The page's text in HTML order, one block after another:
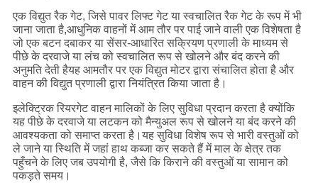
एक विद्युत रैक गेट, जिसे पावर लिफ्ट गेट या स्वचालित रैक गेट के रूप में भी
जाना जाता है,आधुनिक वाहनों में आम तौर पर पाई जाने वाली एक विशेषता है
जो एक बटन दबाकर या सेंसर-आधारित सक्रियण प्रणाली के माध्यम से
पीछे के दरवाजे या लंच को स्वचालित रूप से खोलने और बंद करने की
अनुमति देती हैयह आमतौर पर एक विद्युत मोटर द्वारा संचालित होता है और
वाहन की विद्युत प्रणाली द्वारा नियंत्रित किया जाता है।
इलेक्ट्रिक रियरगेट वाहन मालिकों के लिए सुविधा प्रदान करता है क्योंकि
यह पीछे के दरवाजे या लटकन को मैन्युअल रूप से खोलने या बंद करने की
आवश्यकता को समाप्त करता है।यह सुविधा विशेष रूप से भारी वस्तुओं को
ले जाने या स्थिति में जहां हाथ कब्जा कर सकते हैं में माल के क्षेत्र तक
पहुँचने के लिए जब उपयोगी है, जैसे कि किराने की वस्तुओं या सामान को
पकड़ते समय।